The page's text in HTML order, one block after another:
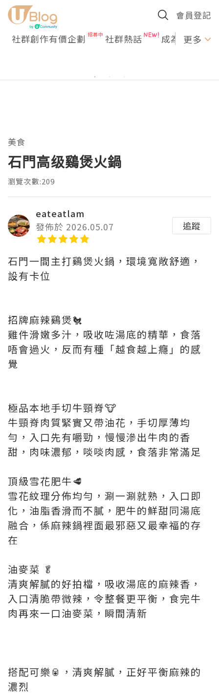
會員登記
社群創作有價企劃 社群熱話 成為U更多
美食
石門高级鷄煲火鍋
瀏覽次數:209
eateatlam
發佈於 2026.05.07
追蹤
石門一間主打鷄煲火鍋，環境寬敞舒適，
設有卡位
招牌麻辣鷄煲🐔
雞件滑嫩多汁，吸收咗湯底的精華，食落
唔會過火，反而有種「越食越上癮」的感
覺
極品本地手切牛頸脊🐮
牛頸脊肉質緊實又帶油花，手切厚薄均
勻，入口先有嚼勁，慢慢滲出牛肉的香
甜，肉味濃郁，啖啖肉感，食落非常滿足
頂級雪花肥牛🥩
雪花紋理分佈均勻，涮一涮就熟，入口即
化，油脂香滑而不膩，肥牛的鮮甜同湯底
融合，係麻辣鍋裡面最邪惡又最幸福的存
在
油麥菜 🥬
清爽解膩的好拍檔，吸收湯底的麻辣香，
入口清脆帶微辣，令整餐更平衡，食完牛
肉再來一口油麥菜，瞬間清新
搭配可樂🥫，清爽解膩，正好平衡麻辣的
濃烈